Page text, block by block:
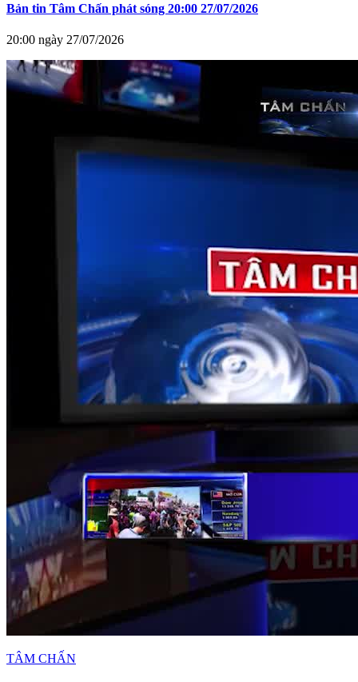
Bản tin Tâm Chấn phát sóng 20:00 27/07/2026
20:00 ngày 27/07/2026
TÂM CHẤN